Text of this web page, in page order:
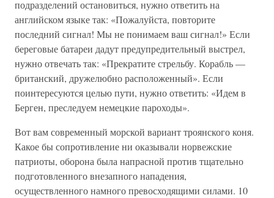
подразделений остановиться, нужно ответить на
английском языке так: «Пожалуйста, повторите
последний сигнал! Мы не понимаем ваш сигнал!» Если
береговые батареи дадут предупредительный выстрел,
нужно отвечать так: «Прекратите стрельбу. Корабль —
британский, дружелюбно расположенный». Если
поинтересуются целью пути, нужно ответить: «Идем в
Берген, преследуем немецкие пароходы».
Вот вам современный морской вариант троянского коня.
Какое бы сопротивление ни оказывали норвежские
патриоты, оборона была напрасной против тщательно
подготовленного внезапного нападения,
осуществленного намного превосходящими силами. 10